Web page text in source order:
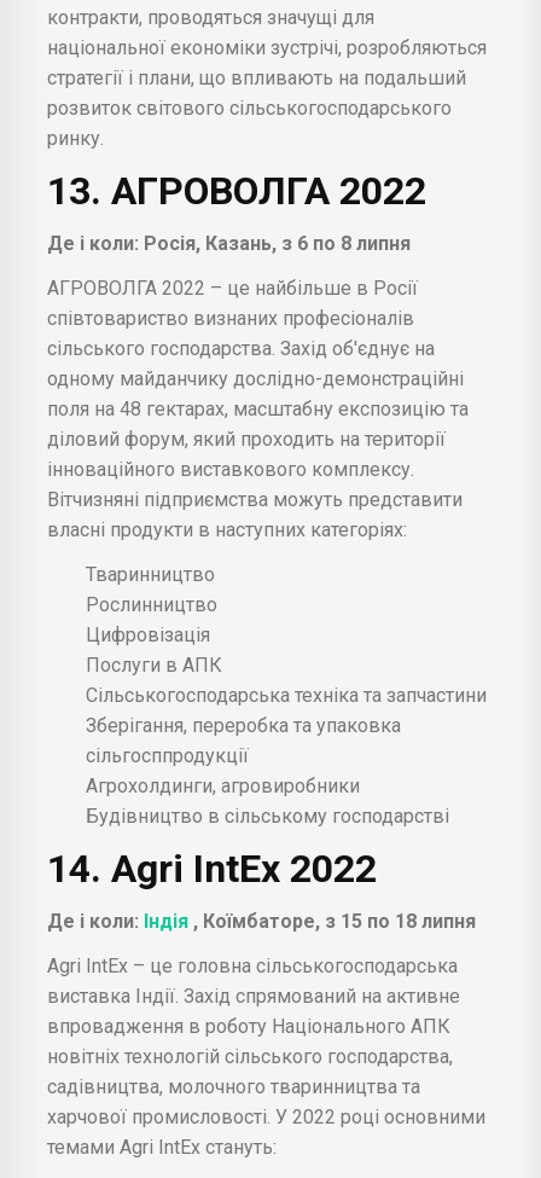
контракти, проводяться значущі для
національної економіки зустрічі, розробляються
стратегії і плани, що впливають на подальший
розвиток світового сільськогосподарського
ринку.
13. АГРОВОЛГА 2022
Де і коли: Росія, Казань, з 6 по 8 липня
АГРОВОЛГА 2022 – це найбільше в Росії
співтовариство визнаних професіоналів
сільського господарства. Захід об'єднує на
одному майданчику дослідно-демонстраційні
поля на 48 гектарах, масштабну експозицію та
діловий форум, який проходить на території
інноваційного виставкового комплексу.
Вітчизняні підприємства можуть представити
власні продукти в наступних категоріях:
Тваринництво
Рослинництво
Цифровізація
Послуги в АПК
Сільськогосподарська техніка та запчастини
Зберігання, переробка та упаковка
сільгосппродукції
Агрохолдинги, агровиробники
Будівництво в сільському господарстві
14. Agri IntEx 2022
Де і коли: Індія , Коїмбаторе, з 15 по 18 липня
Agri IntEx – це головна сільськогосподарська
виставка Індії. Захід спрямований на активне
впровадження в роботу Національного АПК
новітніх технологій сільського господарства,
садівництва, молочного тваринництва та
харчової промисловості. У 2022 році основними
темами Agri IntEx стануть: